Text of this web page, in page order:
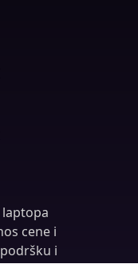
cene i
i